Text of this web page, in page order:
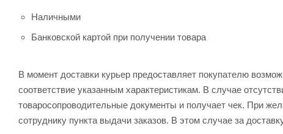
Наличными
Банковской картой при получении товара
В момент доставки курьер предоставляет покупателю
соответствие указанным характеристикам. В случае
товаросопроводительные документы и получает чек. При
сотруднику пункта выдачи заказов. В этом случае за